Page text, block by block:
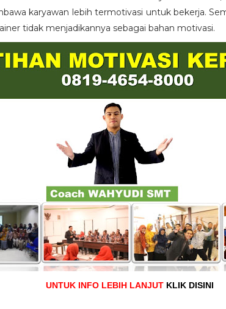
karyawan lebih termotivasi untuk bekerja.
tidak menjadikannya sebagai bahan motivasi.
UNTUK INFO LEBIH LANJUT KLIK DISINI